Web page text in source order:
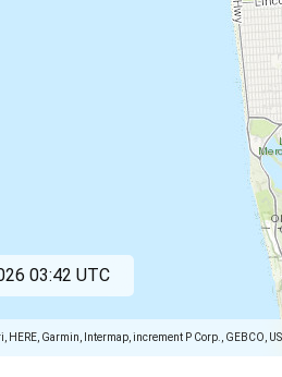
HERE, Garmin, Intermap, increment P Corp., GEBCO,
03:42 UTC